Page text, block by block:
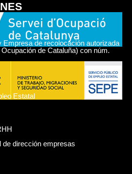
Empresa de recolocación autorizada
de Cataluña) con núm.
Estatal
de dirección empresas